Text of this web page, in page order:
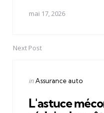
mai 17, 2026
Next Post
Posted
inAssurance auto
L'astuce